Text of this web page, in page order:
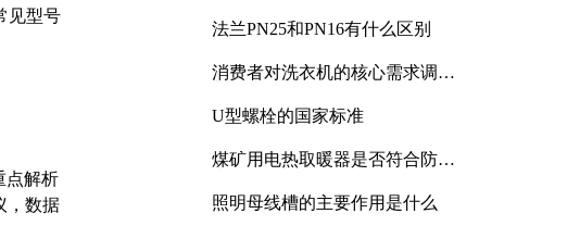
见型号
点解析
，数据
法兰PN25和PN16有什么区别
消费者对洗衣机的核心需求调研
U型螺栓的国家标准
煤矿用电热取暖器是否符合防爆
照明母线槽的主要作用是什么